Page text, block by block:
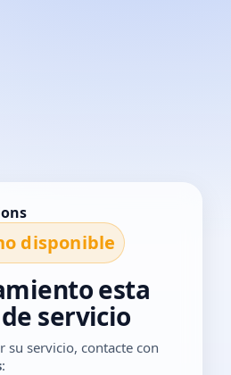
disponible
esta
servicio
su servicio, contacte con
: